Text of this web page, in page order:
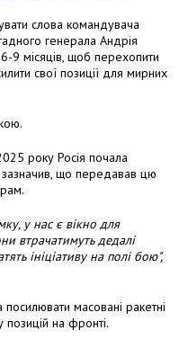
слова командувача
генерала Андрія
9 місяців, щоб перехопити
свої позиції для мирних
року Росія почала
зазначив, що передавав цю
у нас є вікно для
втрачатимуть дедалі
ініціативу на полі бою",
масовані ракетні
позицій на фронті.